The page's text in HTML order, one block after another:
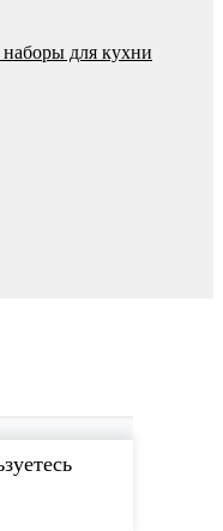
для кухни